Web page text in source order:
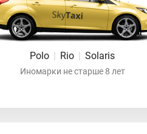
Polo | Rio | Solaris
Иномарки не старше 8 лет